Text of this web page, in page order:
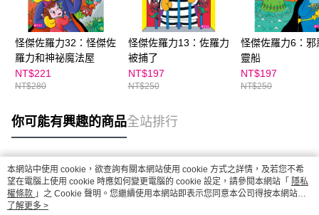
怪傑佐羅力32：怪傑佐
羅力和神祕魔法屋
NT$221
NT$280
怪傑佐羅力13：佐羅力
被捕了
NT$197
NT$250
怪傑佐羅力6：邪
靈船
NT$197
NT$250
你可能有興趣的商品全站排行
熱門標籤
本網站中使用 cookie，欲查詢有關本網站使用 cookie 方式之詳情，及若您不希
望在電腦上使用 cookie 時應如何變更電腦的 cookie 設定，請參閱本網站「 隱私
權條款 」之 Cookie 聲明。您繼續使用本網站即表示您同意本公司得按本網站使
用條款之 Cookie 聲明使用 cookie。
了解更多 >